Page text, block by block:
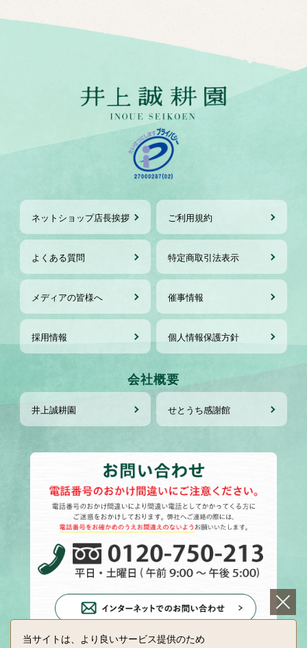
ネットショップ店長挨拶 ご利用規約
よくある質問 特定商取引法表示
メディアの皆様へ 催事情報
採用情報 個人情報保護方針
会社概要
井上誠耕園 せとうち感謝館
当サイトは、より良いサービス提供のため